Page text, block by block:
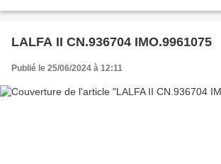
LALFA II CN.936704 IMO.9961075
Publié le 25/06/2024 à 12:11